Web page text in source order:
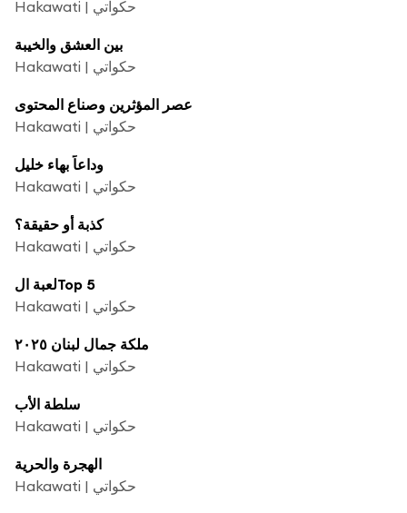
Hakawati | حكواتي
بين العشق والخيبة
Hakawati | حكواتي
عصر المؤثرين وصناع المحتوى
Hakawati | حكواتي
وداعاً بهاء خليل
Hakawati | حكواتي
كذبة أو حقيقة؟
Hakawati | حكواتي
لعبة الTop 5
Hakawati | حكواتي
ملكة جمال لبنان ٢٠٢٥
Hakawati | حكواتي
سلطة الأب
Hakawati | حكواتي
الهجرة والحرية
Hakawati | حكواتي